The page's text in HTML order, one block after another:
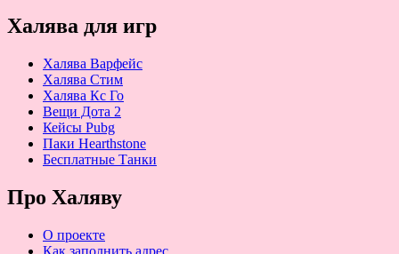
Халява для игр
Халява Варфейс
Халява Стим
Халява Кс Го
Вещи Дота 2
Кейсы Pubg
Паки Hearthstone
Бесплатные Танки
Про Халяву
О проекте
Как заполнить адрес